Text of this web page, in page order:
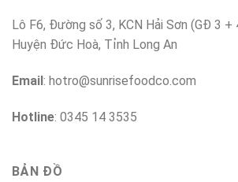
Lô F6, Đường số 3, KCN Hải Sơn (GĐ 3 +
Huyện Đức Hoà, Tỉnh Long An
Email: hotro@sunrisefoodco.com
Hotline: 0345 14 3535
BẢN ĐỒ